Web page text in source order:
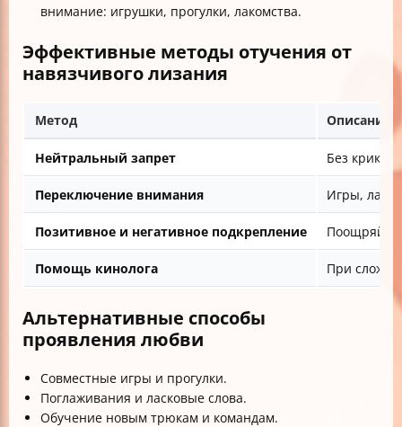
внимание: игрушки, прогулки, лакомства.
Эффективные методы отучения от
навязчивого лизания
Метод Описание
Нейтральный запрет Без
Переключение внимания Игры,
Позитивное и негативное подкрепление Поощряйте
Помощь кинолога При
Альтернативные способы
проявления любви
Совместные игры и прогулки.
Поглаживания и ласковые слова.
Обучение новым трюкам и командам.